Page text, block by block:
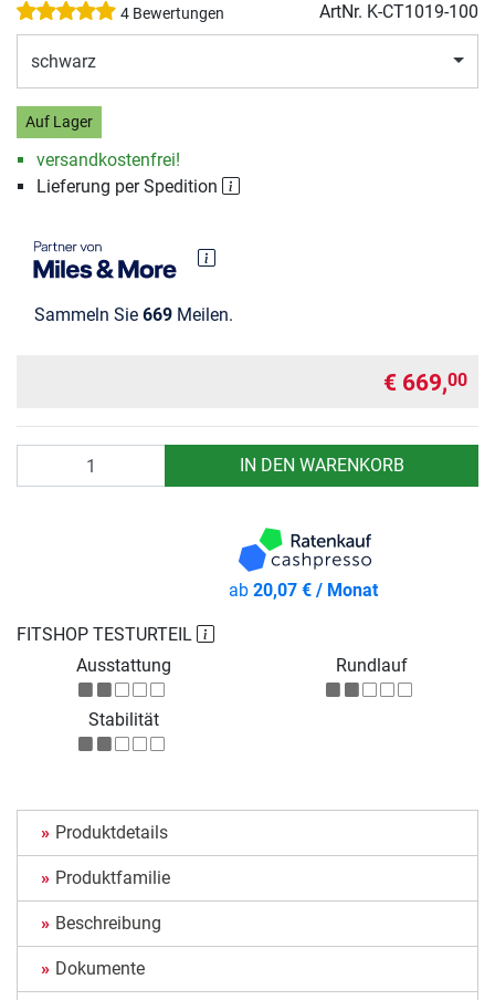
4 Bewertungen ArtNr. K-CT1019-100
schwarz
Auf Lager
versandkostenfrei!
Lieferung per Spedition
Sammeln Sie 669 Meilen.
€ 669,00
IN DEN WARENKORB
FITSHOP TESTURTEIL
Ausstattung
Rundlauf
Stabilität
ab 20,07 € / Monat
Produktdetails
Produktfamilie
Beschreibung
Dokumente